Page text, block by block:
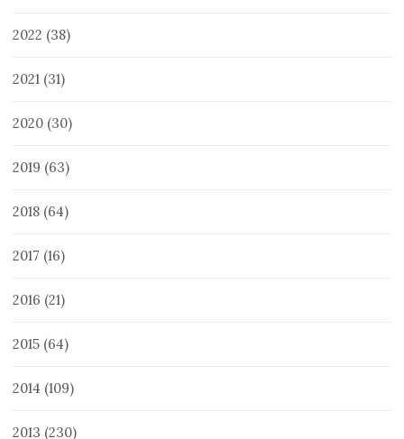
2022 (38)
2021 (31)
2020 (30)
2019 (63)
2018 (64)
2017 (16)
2016 (21)
2015 (64)
2014 (109)
2013 (230)